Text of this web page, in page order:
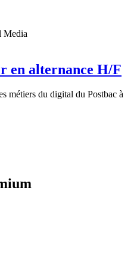
Media
en alternance H/F
métiers du digital du Postbac à